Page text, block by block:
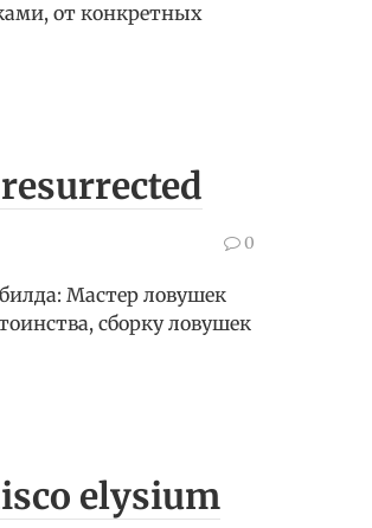
от конкретных
0
Мастер ловушек
сборку ловушек
elysium